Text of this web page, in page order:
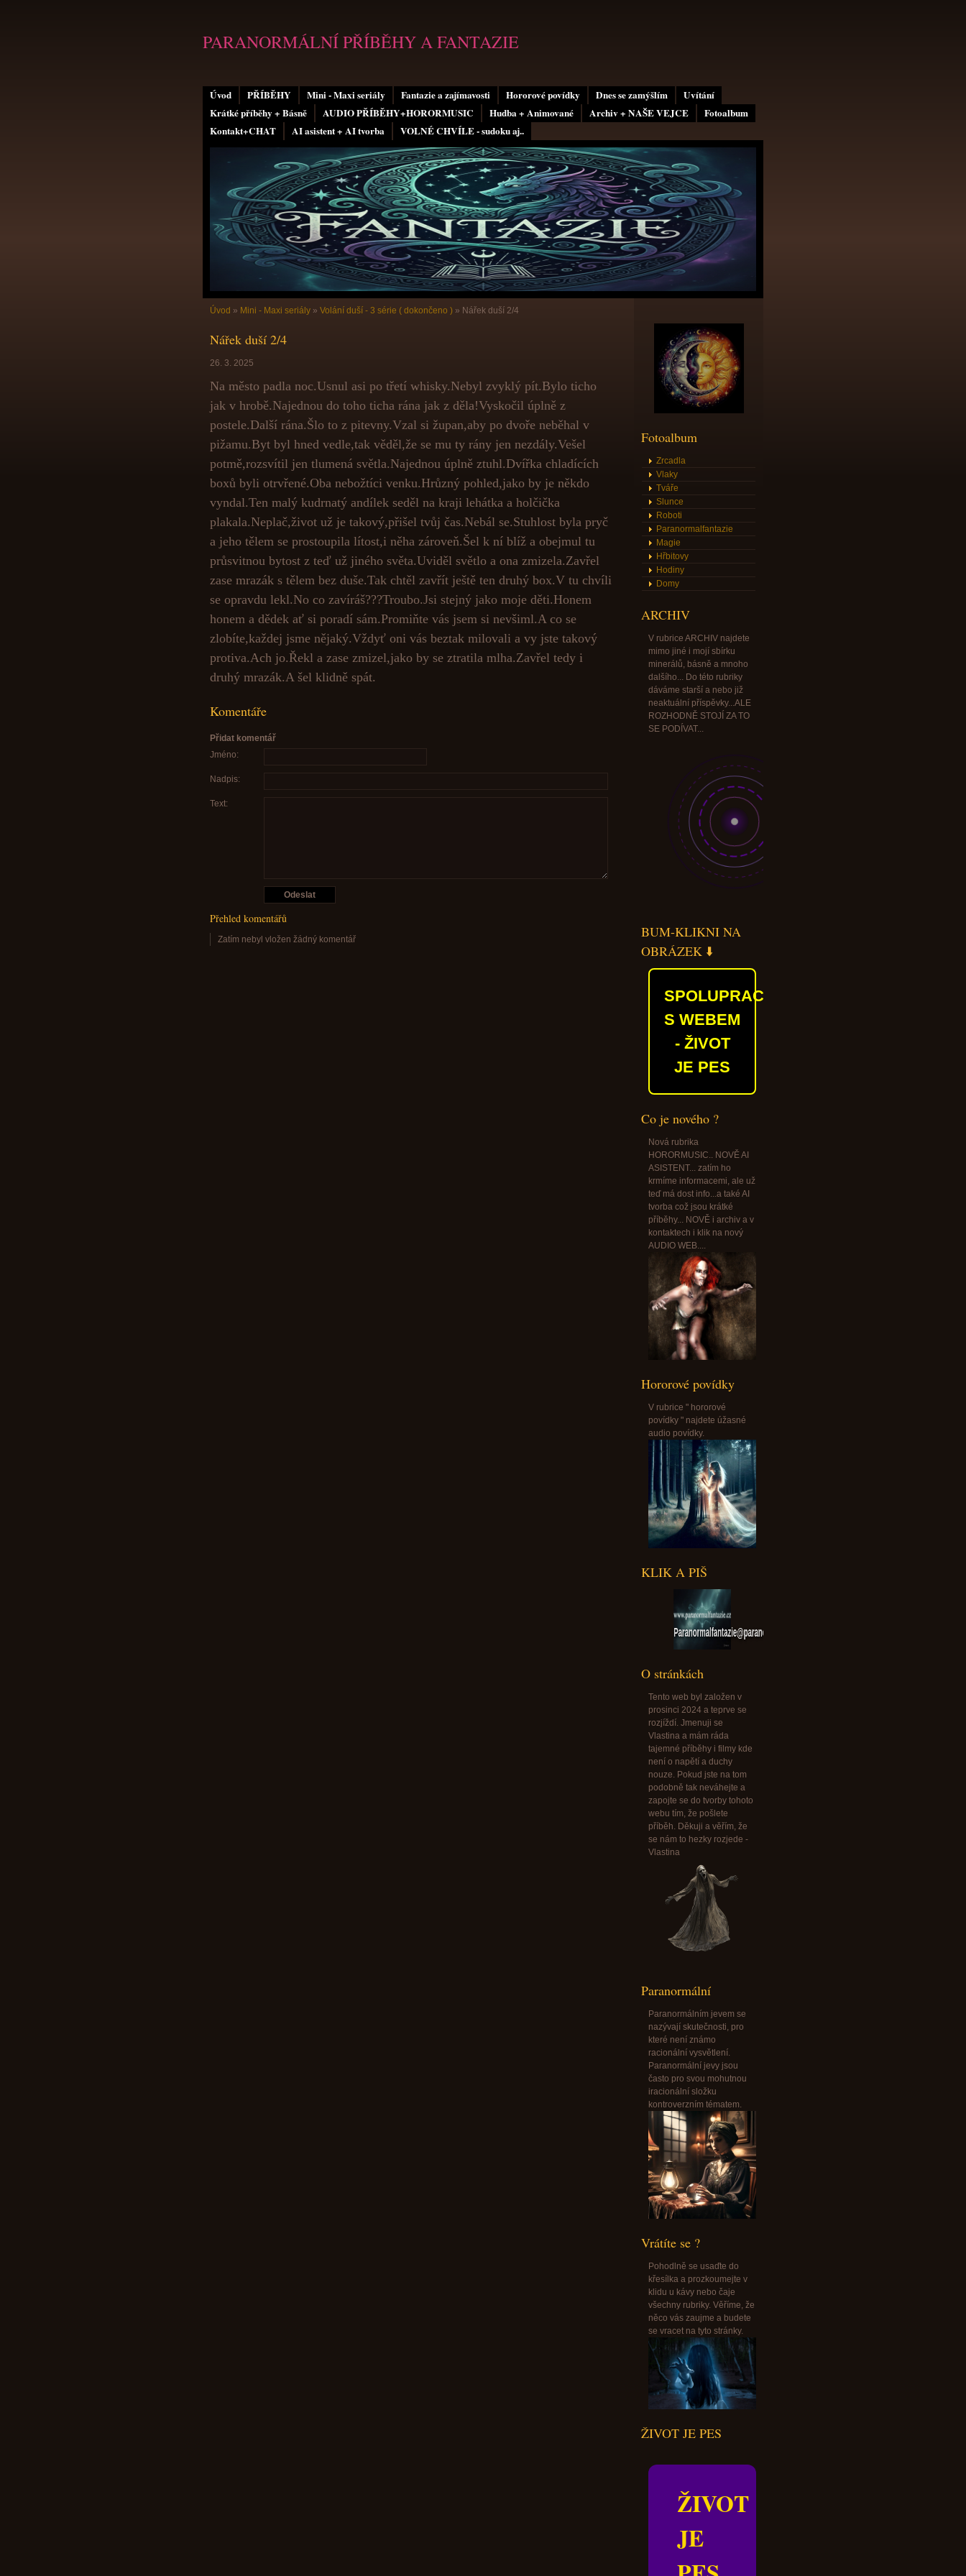
Úvod PŘÍBĚHY Mini - Maxi seriály Fantazie a zajímavosti Hororové povídky Dnes se zamýšlím
Uvítání
Krátké příběhy + Básně
AUDIO PŘÍBĚHY+HORORMUSIC Hudba + Animované Archiv + NAŠE VEJCE
Fotoalbum
Kontakt+CHAT
AI asistent + AI tvorba VOLNÉ CHVÍLE - sudoku aj..
PARANORMÁLNÍ PŘÍBĚHY A FANTAZIE
Úvod » Mini - Maxi seriály » Volání duší - 3 série ( dokončeno ) » Nářek duší 2/4
Nářek duší 2/4
26. 3. 2025
Na město padla noc.Usnul asi po třetí whisky.Nebyl zvyklý pít.Bylo ticho
jak v hrobě.Najednou do toho ticha rána jak z děla!Vyskočil úplně z
postele.Další rána.Šlo to z pitevny.Vzal si župan,aby po dvoře neběhal v
pižamu.Byt byl hned vedle,tak věděl,že se mu ty rány jen nezdály.Vešel
potmě,rozsvítil jen tlumená světla.Najednou úplně ztuhl.Dvířka chladících
boxů byli otrvřené.Oba nebožtíci venku.Hrůzný pohled,jako by je někdo
vyndal.Ten malý kudrnatý andílek seděl na kraji lehátka a holčička
plakala.Neplač,život už je takový,přišel tvůj čas.Nebál se.Stuhlost byla pryč
a jeho tělem se prostoupila lítost,i něha zároveň.Šel k ní blíž a obejmul tu
průsvitnou bytost z teď už jiného světa.Uviděl světlo a ona zmizela.Zavřel
zase mrazák s tělem bez duše.Tak chtěl zavřít ještě ten druhý box.V tu chvíli
se opravdu lekl.No co zavíráš???Troubo.Jsi stejný jako moje děti.Honem
honem a dědek ať si poradí sám.Promiňte vás jsem si nevšiml.A co se
zlobíte,každej jsme nějaký.Vždyť oni vás beztak milovali a vy jste takový
protiva.Ach jo.Řekl a zase zmizel,jako by se ztratila mlha.Zavřel tedy i
druhý mrazák.A šel klidně spát.
Komentáře
Přidat komentář
Jméno:
Nadpis:
Text:
Přehled komentářů
Zatím nebyl vložen žádný komentář
Fotoalbum
Zrcadla
Vlaky
Tváře
Slunce
Roboti
Paranormalfantazie
Magie
Hřbitovy
Hodiny
Domy
ARCHIV
V rubrice ARCHIV najdete
mimo jiné i mojí sbírku
minerálů, básně a mnoho
dalšího... Do této rubriky
dáváme starší a nebo již
neaktuální příspěvky...ALE
ROZHODNĚ STOJÍ ZA TO
SE PODÍVAT...
BUM-KLIKNI NA
OBRÁZEK ⬇️
SPOLUPRACUJEME
S WEBEM
- ŽIVOT
JE PES
Co je nového ?
Nová rubrika
HORORMUSIC.. NOVĚ AI
ASISTENT... zatím ho
krmíme informacemi, ale už
teď má dost info...a také AI
tvorba což jsou krátké
příběhy... NOVĚ i archiv a v
kontaktech i klik na nový
AUDIO WEB....
Hororové povídky
V rubrice " hororové
povídky " najdete úžasné
audio povídky.
KLIK A PIŠ
Paranormalfantazie@paranormalfantazie.cz
O stránkách
Tento web byl založen v
prosinci 2024 a teprve se
rozjíždí. Jmenuji se
Vlastina a mám ráda
tajemné příběhy i filmy kde
není o napětí a duchy
nouze. Pokud jste na tom
podobně tak neváhejte a
zapojte se do tvorby tohoto
webu tím, že pošlete
příběh. Děkuji a věřím, že
se nám to hezky rozjede -
Vlastina
Paranormální
Paranormálním jevem se
nazývají skutečnosti, pro
které není známo
racionální vysvětlení.
Paranormální jevy jsou
často pro svou mohutnou
iracionální složku
kontroverzním tématem.
Vrátíte se ?
Pohodlně se usaďte do
křesílka a prozkoumejte v
klidu u kávy nebo čaje
všechny rubriky. Věříme, že
něco vás zaujme a budete
se vracet na tyto stránky.
ŽIVOT JE PES
ŽIVOT
JE